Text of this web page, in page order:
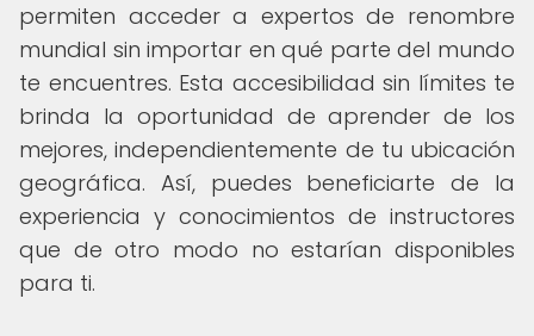
permiten acceder a expertos de renombre
mundial sin importar en qué parte del mundo
te encuentres. Esta accesibilidad sin límites te
brinda la oportunidad de aprender de los
mejores, independientemente de tu ubicación
geográfica. Así, puedes beneficiarte de la
experiencia y conocimientos de instructores
que de otro modo no estarían disponibles
para ti.